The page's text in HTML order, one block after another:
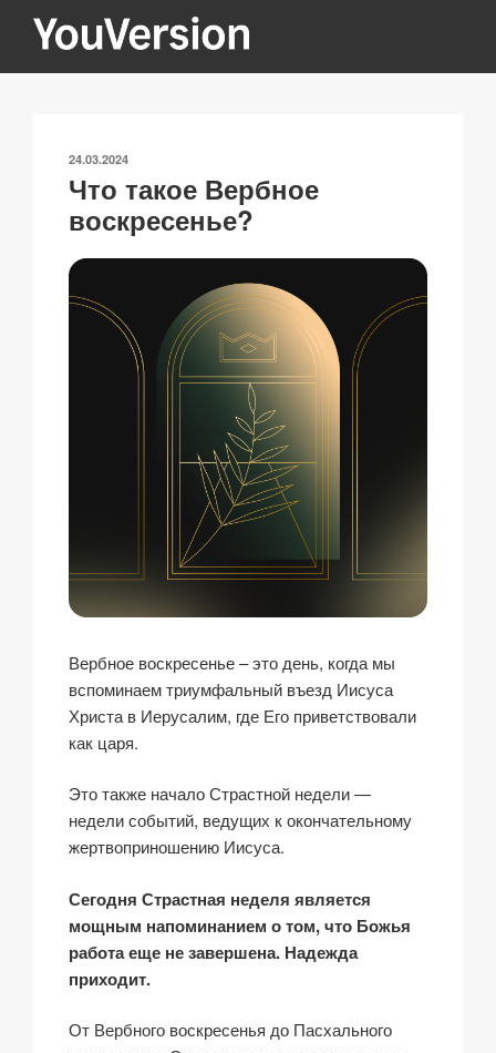
YOUVERSION
Seeking God every day.
ОПУБЛИКОВАНО
24.03.2024
Что такое Вербное
воскресенье?
Вербное воскресенье – это день, когда мы
вспоминаем триумфальный въезд Иисуса
Христа в Иерусалим, где Его приветствовали
как царя.
Это также начало Страстной недели —
недели событий, ведущих к окончательному
жертвоприношению Иисуса.
Сегодня Страстная неделя является
мощным напоминанием о том, что Божья
работа еще не завершена. Надежда
приходит.
От Вербного воскресенья до Пасхального